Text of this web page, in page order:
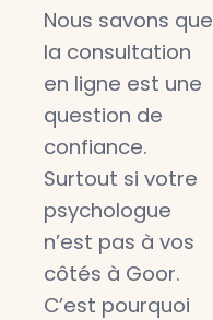
Nous savons que
la consultation
en ligne est une
question de
confiance.
Surtout si votre
psychologue
n’est pas à vos
côtés à Goor.
C’est pourquoi